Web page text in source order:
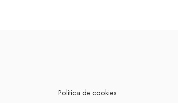
Política de cookies